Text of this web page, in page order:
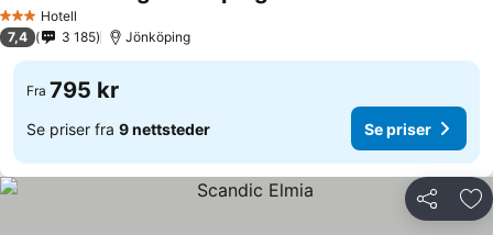
3 StjernerHotell
7,4 3 185 Jönköping
Fra 795 kr
Se priser fra 9 nettsteder Se priser
Del